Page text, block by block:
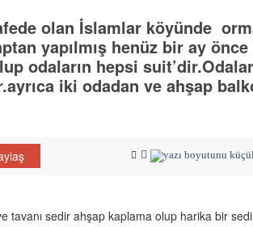
olan İslamlar köyünde
yapılmış henüz bir ay
odaların hepsi
iki odadan ve ahşap
tavanı sedir ahşap kaplama olup harika bir